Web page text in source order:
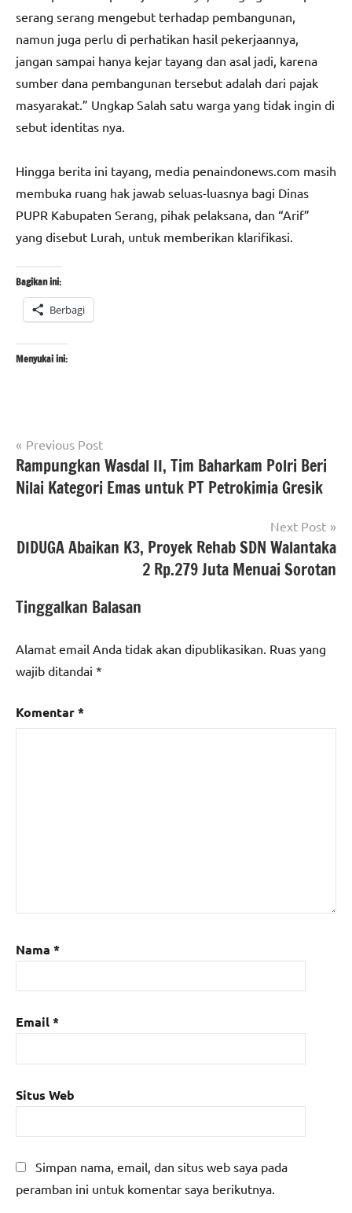
serang serang mengebut terhadap pembangunan,
namun juga perlu di perhatikan hasil pekerjaannya,
jangan sampai hanya kejar tayang dan asal jadi, karena
sumber dana pembangunan tersebut adalah dari pajak
masyarakat.” Ungkap Salah satu warga yang tidak ingin di
sebut identitas nya.
Hingga berita ini tayang, media penaindonews.com masih
membuka ruang hak jawab seluas-luasnya bagi Dinas
PUPR Kabupaten Serang, pihak pelaksana, dan “Arif”
yang disebut Lurah, untuk memberikan klarifikasi.
Bagikan ini:
Berbagi
Menyukai ini:
Tagged
with
#beritakabupatenserang
#beritaNasional
#DPUPRkabupatenserang
#proyekbetonisasi,
#beritanasional
berita
banten
kabupaten
nasional
Navigasi
pos
Previous Post
Rampungkan Wasdal II, Tim Baharkam Polri Beri
Nilai Kategori Emas untuk PT Petrokimia Gresik
Next Post
DIDUGA Abaikan K3, Proyek Rehab SDN Walantaka
2 Rp.279 Juta Menuai Sorotan
Tinggalkan Balasan
Alamat email Anda tidak akan dipublikasikan. Ruas yang
wajib ditandai *
Komentar*
Nama *
Email*
Situs Web
Simpan nama, email, dan situs web saya pada
peramban ini untuk komentar saya berikutnya.